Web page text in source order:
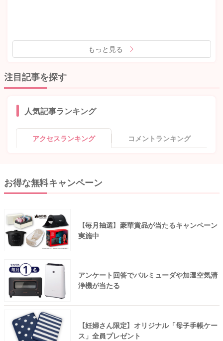
もっと見る
注目記事を探す
人気記事ランキング
アクセスランキング コメントランキング
お得な無料キャンペーン
【毎月抽選】豪華賞品が当たるキャンペーン
実施中
アンケート回答でバルミューダや加湿空気清
浄機が当たる
【妊婦さん限定】オリジナル「母子手帳ケー
ス」全員プレゼント